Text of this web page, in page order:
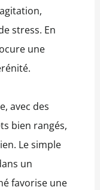
stress. En
une
avec des
bien rangés,
Le simple
un
favorise une